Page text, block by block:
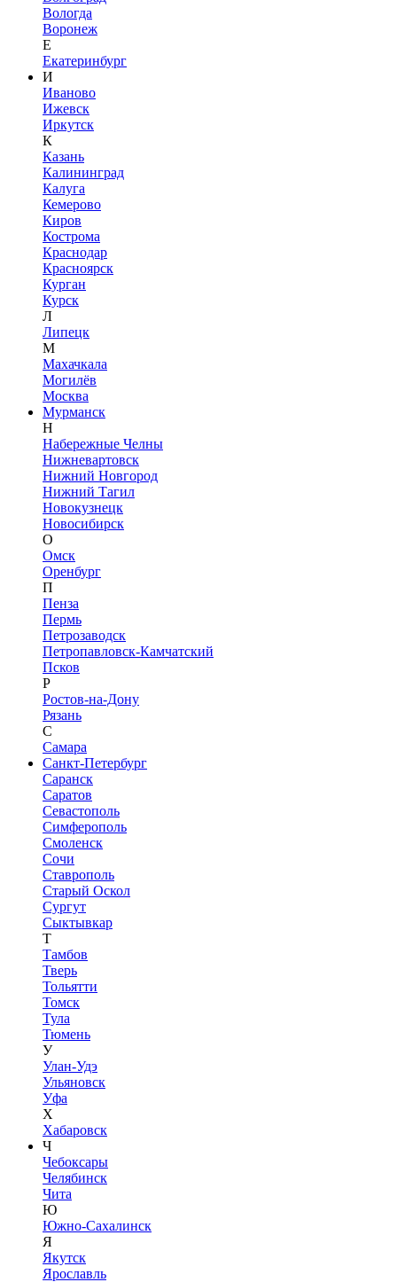
Вологда
Воронеж
Е
Екатеринбург
И
Иваново
Ижевск
Иркутск
К
Казань
Калининград
Калуга
Кемерово
Киров
Кострома
Краснодар
Красноярск
Курган
Курск
Л
Липецк
М
Махачкала
Могилёв
Москва
Мурманск
Н
Набережные Челны
Нижневартовск
Нижний Новгород
Нижний Тагил
Новокузнецк
Новосибирск
О
Омск
Оренбург
П
Пенза
Пермь
Петрозаводск
Петропавловск-Камчатский
Псков
Р
Ростов-на-Дону
Рязань
С
Самара
Санкт-Петербург
Саранск
Саратов
Севастополь
Симферополь
Смоленск
Сочи
Ставрополь
Старый Оскол
Сургут
Сыктывкар
Т
Тамбов
Тверь
Тольятти
Томск
Тула
Тюмень
У
Улан-Удэ
Ульяновск
Уфа
Х
Хабаровск
Ч
Чебоксары
Челябинск
Чита
Ю
Южно-Сахалинск
Я
Якутск
Ярославль